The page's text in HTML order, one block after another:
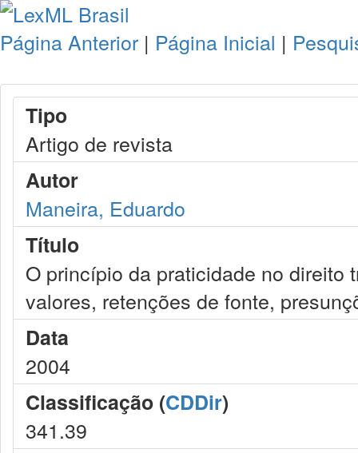
Página Anterior | Página Inicial |
Tipo
Artigo de revista
Autor
Maneira, Eduardo
Título
O princípio da praticidade no direito
valores, retenções de fonte,
Data
2004
Classificação (CDDir)
341.39